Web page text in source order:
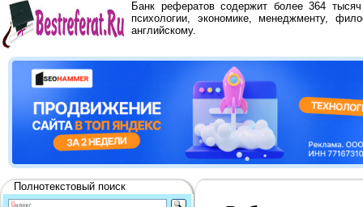
Банк рефератов содержит более 364
психологии, экономике, менеджменту,
английскому.
Полнотекстовый поиск